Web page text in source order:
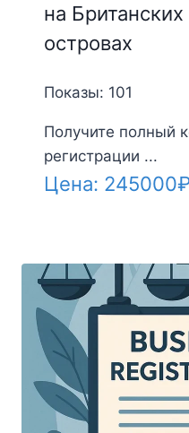
на
островах
Показы: 101
Получите полный
регистрации ...
Цена: 245000